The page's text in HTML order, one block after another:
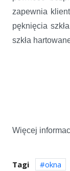
zapewnia
pęknięcia
szkła
Więcej
Tagi okna